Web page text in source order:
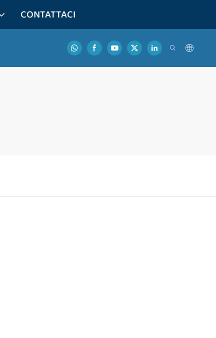
CONTATTACI